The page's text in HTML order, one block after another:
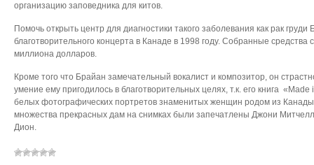
организацию заповедника для китов.
Помочь открыть центр для диагностики такого заболевания как рак
благотворительного концерта в Канаде в 1998 году. Собранные средства
миллиона долларов.
Кроме того что Брайан замечательный вокалист и композитор, он
умение ему пригодилось в благотворительных целях, т.к. его книга
белых фотографических портретов знаменитых женщин родом из
множества прекрасных дам на снимках были запечатлены Джони
Дион.